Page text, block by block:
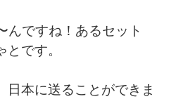
んですね！あるセット
です。
日本に送ることができま